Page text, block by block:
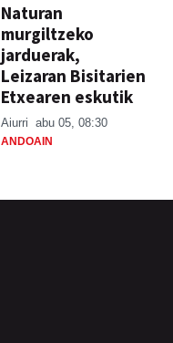
Naturan
murgiltzeko
jarduerak,
Leizaran Bisitarien
Etxearen eskutik
Aiurri abu 05, 08:30
ANDOAIN